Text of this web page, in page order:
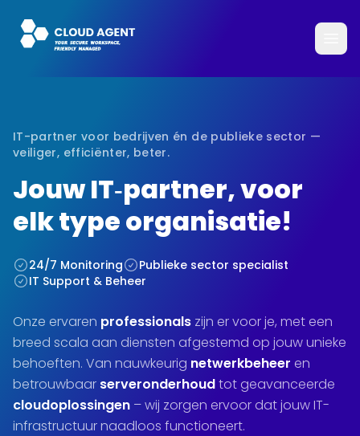
IT-partner voor bedrijven én de publieke sector —
veiliger, efficiënter, beter.
Jouw IT‑partner, voor
elk type organisatie!
24/7 Monitoring
Publieke sector specialist
IT Support & Beheer
Onze ervaren professionals zijn er voor je, met een
breed scala aan diensten afgestemd op jouw unieke
behoeften. Van nauwkeurig netwerkbeheer en
betrouwbaar serveronderhoudtot geavanceerde
cloudoplossingen – wij zorgen ervoor dat jouw IT-
infrastructuur naadloos functioneert.